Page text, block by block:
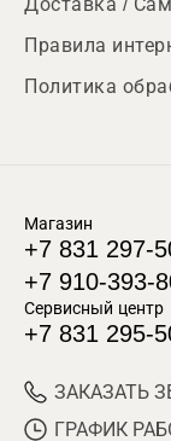
Доставка /
Правила
Политика
Магазин
+7 831 297-
+7 910-393-
Сервисный центр
+7 831 295-
ЗАКАЗАТЬ
ГРАФИК